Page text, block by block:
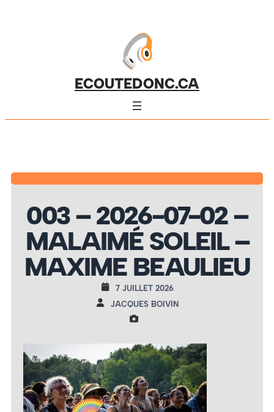
ECOUTEDONC.CA
003 – 2026-07-02 –
MALAIMÉ SOLEIL –
MAXIME BEAULIEU
7 JUILLET 2026
JACQUES BOIVIN